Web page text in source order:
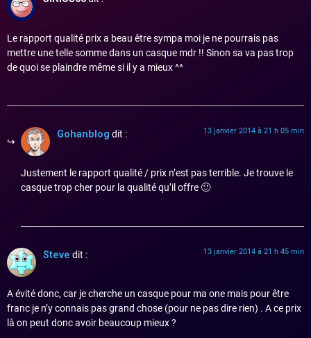
Le rapport qualité prix a beau être sympa moi je ne pourrais pas
mettre une telle somme dans un casque mdr !! Sinon sa va pas trop
de quoi se plaindre même si il y a mieux ^^
Gohanblog dit : 13 janvier 2014 à 21 h 05 min
Justement le rapport qualité / prix n’est pas terrible. Je trouve le
casque trop cher pour la qualité qu’il offre 🙂
Steve dit : 13 janvier 2014 à 21 h 45 min
A évité donc, car je cherche un casque pour ma one mais pour être
franc je n’y connais pas grand chose (pour ne pas dire rien) . A ce prix
là on peut donc avoir beaucoup mieux ?